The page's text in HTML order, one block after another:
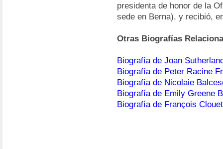
presidenta de honor de la
sede en Berna), y recibió,
Otras Biografías
Biografía de Joan
Biografía de Peter Racine
Biografía de Nicolaie
Biografía de Emily Greene
Biografía de François Clouet